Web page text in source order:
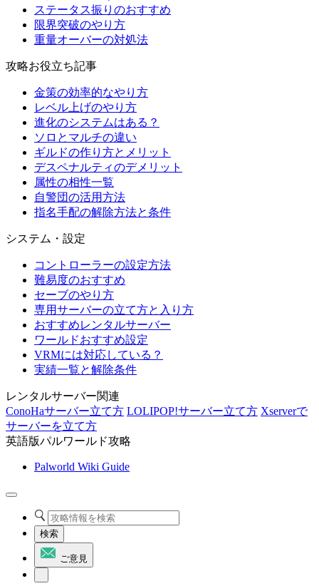
ステータス振りのおすすめ
限界突破のやり方
重量オーバーの対処法
攻略お役立ち記事
金策の効率的なやり方
レベル上げのやり方
進化のシステムはある？
ソロとマルチの違い
ギルドの作り方とメリット
デスペナルティのデメリット
属性の相性一覧
自警団の活用方法
指名手配の解除方法と条件
システム・設定
コントローラーの設定方法
難易度のおすすめ
セーブのやり方
専用サーバーの立て方と入り方
おすすめレンタルサーバー
ワールドおすすめ設定
VRMには対応している？
実績一覧と解除条件
レンタルサーバー関連
ConoHaサーバー立て方 LOLIPOP!サーバー立て方 Xserverで
サーバーを立て方
英語版パルワールド攻略
Palworld Wiki Guide
検索
ご意見